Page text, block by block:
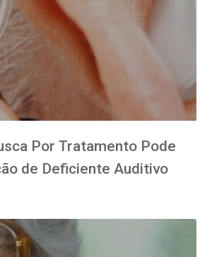
Por Tratamento Pode
de Deficiente Auditivo